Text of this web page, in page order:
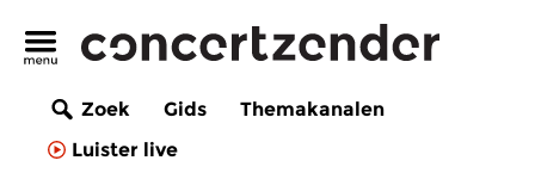
Zoek Gids
Themakanalen
Luister live